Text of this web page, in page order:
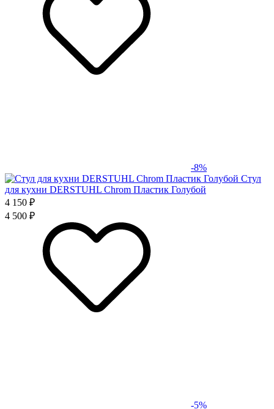
-8%
Стул
для кухни DERSTUHL Chrom Пластик Голубой
4 150 ₽
4 500 ₽
-5%